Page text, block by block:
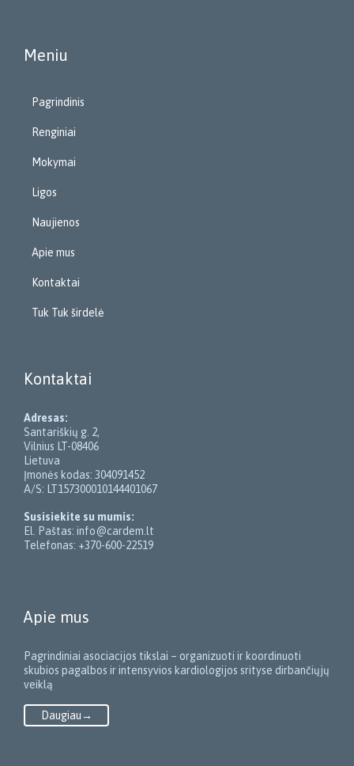
Meniu
Pagrindinis
Renginiai
Mokymai
Ligos
Naujienos
Apie mus
Kontaktai
Tuk Tuk širdelė
Kontaktai
Adresas:
Santariškių g. 2,
Vilnius LT-08406
Lietuva
Įmonės kodas: 304091452
A/S: LT157300010144401067
Susisiekite su mumis:
El. Paštas: info@cardem.lt
Telefonas: +370-600-22519
Apie mus
Pagrindiniai asociacijos tikslai – organizuoti ir koordinuoti
skubios pagalbos ir intensyvios kardiologijos srityse dirbančiųjų
veiklą
Daugiau→